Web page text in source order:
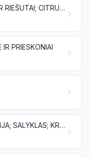
VALGOMIEJI VAISIAI IR RIEŠUTAI; CITRUSINIŲ VAISIŲ ARBA MELIONŲ ŽIEVELĖS IR LUOBOS
PRIESKONIAI
MALYBOS PRODUKCIJA; SALYKLAS; KRAKMOLAS; INULINAS; KVIEČIŲ GLITIMAS